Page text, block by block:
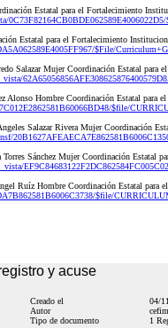
Estatal para el Fortalecimiento
Estatal para el Fortalecimiento
$File/
Salazar Mujer Coordinación Estatal
Alonso Hombre Coordinación Estatal
$file/
Salazar Rivera Mujer Coordinación
Sánchez Mujer Coordinación Estatal
Ruíz Hombre Coordinación Estatal
$file/
y acuse
Creado el
04/
Autor
Tipo de documento 1